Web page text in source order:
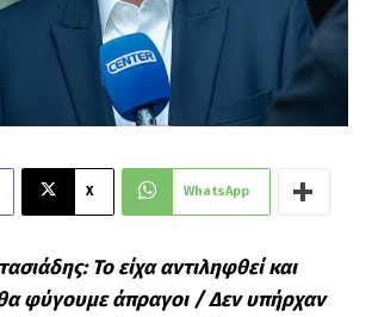
X WhatsApp
Το είχα αντιληφθεί και
φύγουμε άπραγοι / Δεν υπήρχαν